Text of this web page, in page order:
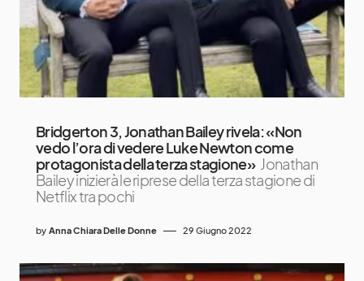
Bridgerton 3, Jonathan Bailey rivela: «Non
vedo l’ora di vedere Luke Newton come
protagonista della terza stagione» Jonathan
Bailey inizierà le riprese della terza stagione di
Netflix tra pochi
by Anna Chiara Delle Donne 29 Giugno 2022